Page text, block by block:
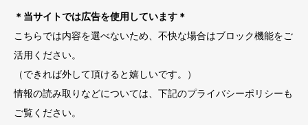
＊当サイトでは広告を使用しています＊
こちらでは内容を選べないため、不快な場合はブロック機能をご
活用ください。
（できれば外して頂けると嬉しいです。）
情報の読み取りなどについては、下記のプライバシーポリシーも
ご覧ください。